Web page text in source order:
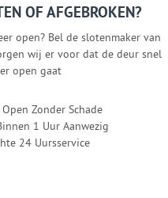
OF AFGEBROKEN?
open? Bel de slotenmaker van
wij er voor dat de deur snel
open gaat
Zonder Schade
1 Uur Aanwezig
24 Uursservice